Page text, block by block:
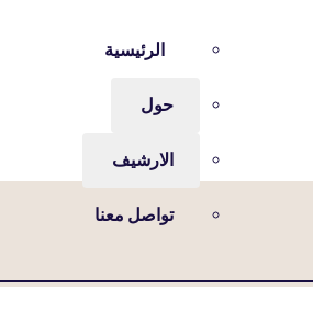
الرئيسية
حول
الارشيف
تواصل معنا